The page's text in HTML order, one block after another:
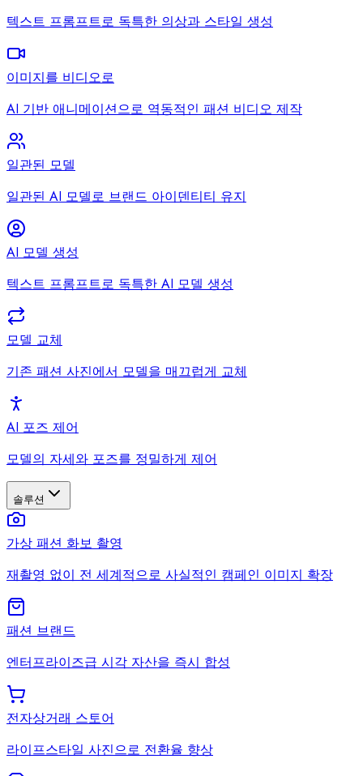
텍스트 프롬프트로 독특한 의상과 스타일 생성
이미지를 비디오로
AI 기반 애니메이션으로 역동적인 패션 비디오 제작
일관된 모델
일관된 AI 모델로 브랜드 아이덴티티 유지
AI 모델 생성
텍스트 프롬프트로 독특한 AI 모델 생성
모델 교체
기존 패션 사진에서 모델을 매끄럽게 교체
AI 포즈 제어
모델의 자세와 포즈를 정밀하게 제어
솔루션
가상 패션 화보 촬영
재촬영 없이 전 세계적으로 사실적인 캠페인 이미지 확장
패션 브랜드
엔터프라이즈급 시각 자산을 즉시 합성
전자상거래 스토어
라이프스타일 사진으로 전환율 향상